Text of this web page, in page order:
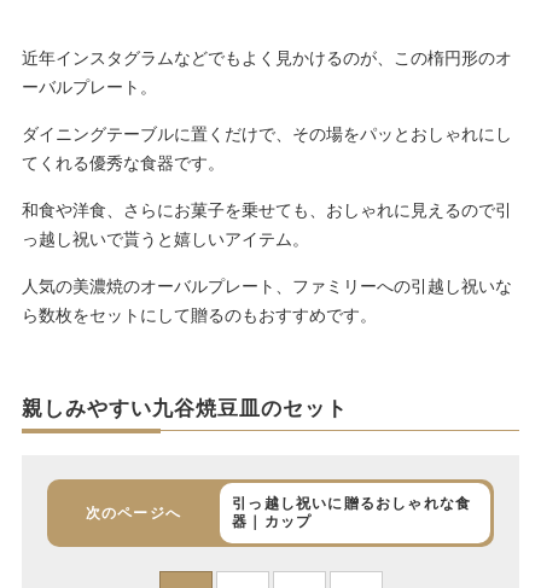
近年インスタグラムなどでもよく見かけるのが、この楕円形のオ
ーバルプレート。
ダイニングテーブルに置くだけで、その場をパッとおしゃれにし
てくれる優秀な食器です。
和食や洋食、さらにお菓子を乗せても、おしゃれに見えるので引
っ越し祝いで貰うと嬉しいアイテム。
人気の美濃焼のオーバルプレート、ファミリーへの引越し祝いな
ら数枚をセットにして贈るのもおすすめです。
親しみやすい九谷焼豆皿のセット
次のページへ
引っ越し祝いに贈るおしゃれな食
器｜カップ